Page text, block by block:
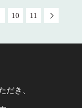
10 11
だき、